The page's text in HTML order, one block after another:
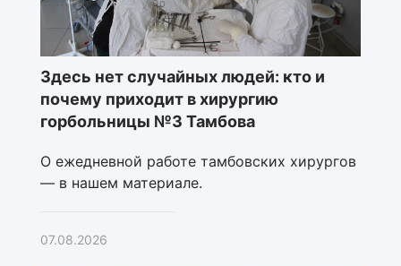
Здесь нет случайных людей: кто и
почему приходит в хирургию
горбольницы №3 Тамбова
О ежедневной работе тамбовских хирургов
— в нашем материале.
07.08.2026